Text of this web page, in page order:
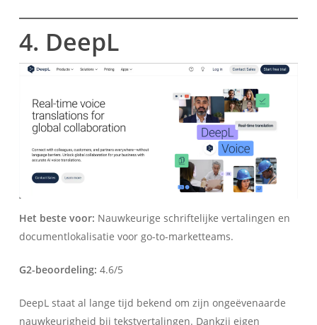
4. DeepL
Het beste voor: Nauwkeurige schriftelijke vertalingen en
documentlokalisatie voor go-to-marketteams.
G2-beoordeling: 4.6/5
DeepL staat al lange tijd bekend om zijn ongeëvenaarde
nauwkeurigheid bij tekstvertalingen. Dankzij eigen